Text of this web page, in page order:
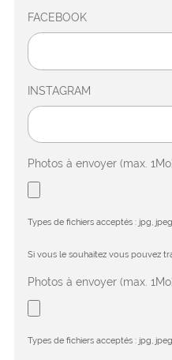
FACEBOOK
INSTAGRAM
Photos à envoyer (max.
Types de fichiers acceptés : jpg,
Si vous le souhaitez vous pouvez
Photos à envoyer (max.
Types de fichiers acceptés : jpg,